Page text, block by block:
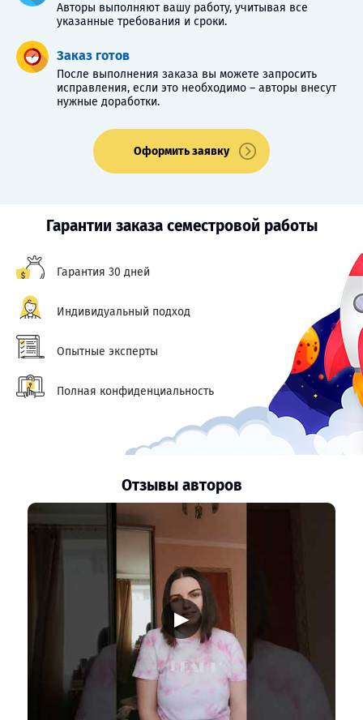
Авторы выполняют вашу работу, учитывая все
указанные требования и сроки.
Заказ готов
После выполнения заказа вы можете запросить
исправления, если это необходимо – авторы внесут
нужные доработки.
Оформить заявку
Гарантии заказа семестровой работы
Гарантия 30 дней
Индивидуальный подход
Опытные эксперты
Полная конфиденциальность
Отзывы авторов
▶